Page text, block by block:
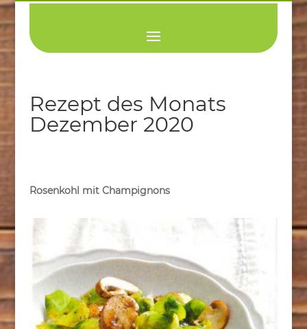
Rezept des Monats
Dezember 2020
Rosenkohl mit Champignons